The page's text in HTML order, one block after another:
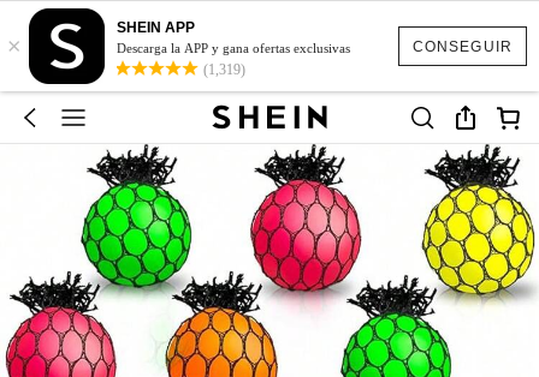
CONSEGUIR
×
SHEIN APP
Descarga la APP y gana ofertas exclusivas
(1,319)